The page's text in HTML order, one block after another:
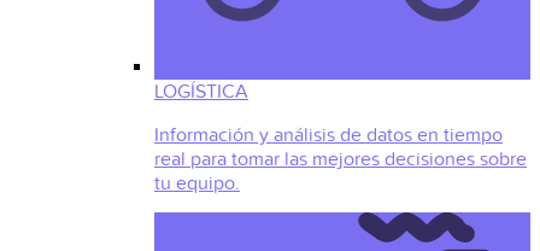
LOGÍSTICA
Información y análisis de datos en tiempo
real para tomar las mejores decisiones sobre
tu equipo.